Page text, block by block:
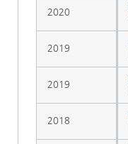
2020
2019
2019
2018